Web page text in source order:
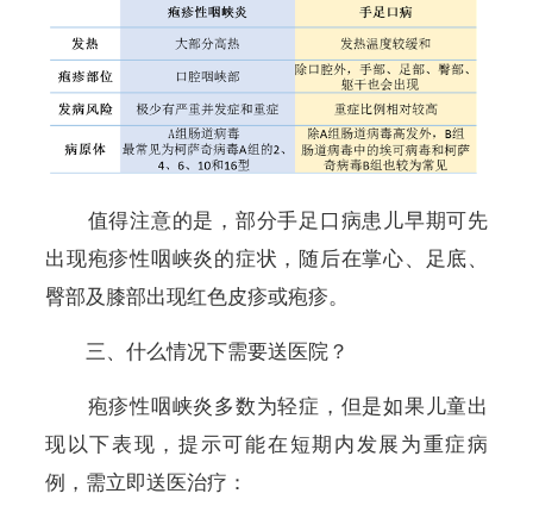
值得注意的是，部分手足口病患儿早期可先
出现疱疹性咽峡炎的症状，随后在掌心、足底、
臀部及膝部出现红色皮疹或疱疹。
三、什么情况下需要送医院？
疱疹性咽峡炎多数为轻症，但是如果儿童出
现以下表现，提示可能在短期内发展为重症病
例，需立即送医治疗：